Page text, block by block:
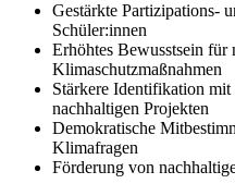
Gestärkte Partizipations-
Schüler:innen
Erhöhtes Bewusstsein für
Klimaschutzmaßnahmen
Stärkere Identifikation
nachhaltigen Projekten
Demokratische
Klimafragen
Förderung von